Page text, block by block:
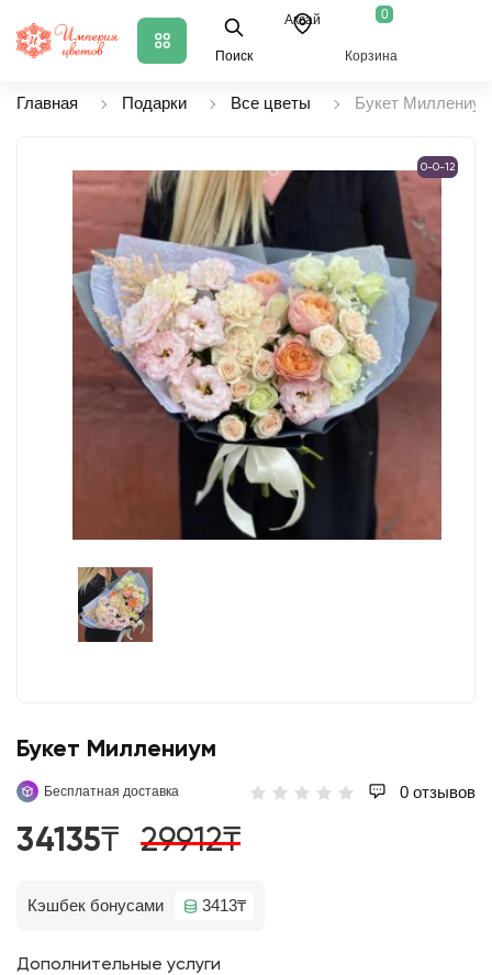
Поиск
Аксай 0
Корзина
Главная Подарки Все цветы Букет Миллениум
0-0-12
Букет Миллениум
Бесплатная доставка 0 отзывов
34135₸ 29912₸
Кэшбек бонусами 3413₸
Дополнительные услуги